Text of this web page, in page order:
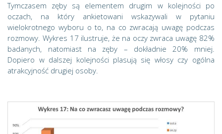
Tymczasem zęby są elementem drugim w kolejności po
oczach, na który ankietowani wskazywali w pytaniu
wielokrotnego wyboru o to, na co zwracają uwagę podczas
rozmowy. Wykres 17 ilustruje, że na oczy zwraca uwagę 82%
badanych, natomiast na zęby – dokładnie 20% mniej.
Dopiero w dalszej kolejności plasują się włosy czy ogólna
atrakcyjność drugiej osoby.